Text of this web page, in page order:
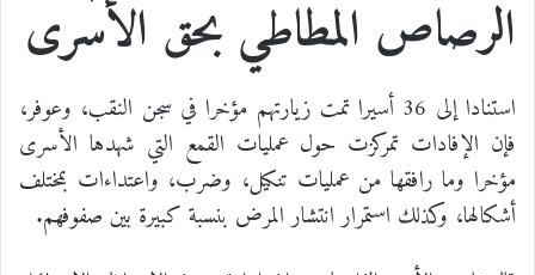
الرصاص المطاطي بحق الأسرى
استنادا إلى 36 أسيرا تمت زيارتهم مؤخرا في سجن النقب، وعوفر،
فإن الإفادات تمركزت حول عمليات القمع التي شهدها الأسرى
مؤخرا وما رافقها من عمليات تنكيل، وضرب، واعتداءات بمختلف
أشكالها، وكذلك استمرار انتشار المرض بنسبة كبيرة بين صفوفهم.